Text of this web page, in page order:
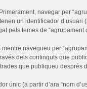
navegar per
un identificador d’usuari
pels temes de
navegueu per
dels continguts que
que publiqueu
únic (a partir d’ara “nom